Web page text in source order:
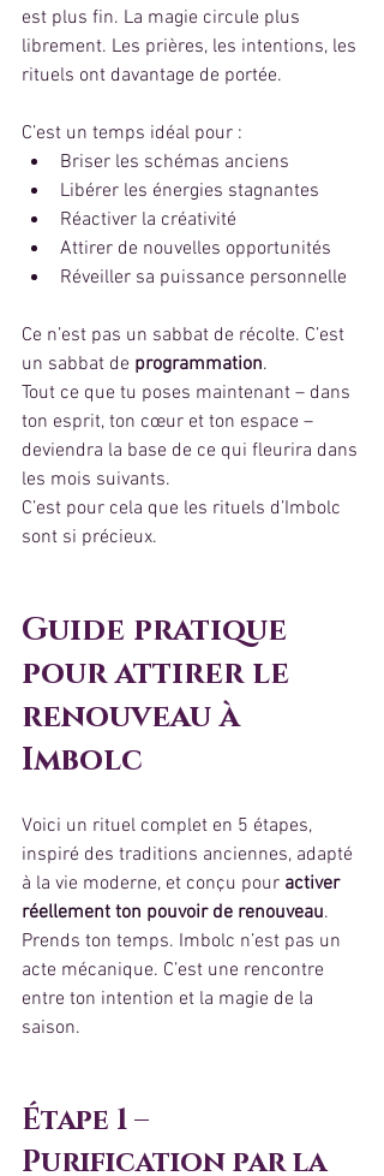
est plus fin. La magie circule plus
librement. Les prières, les intentions, les
rituels ont davantage de portée.
C’est un temps idéal pour :
Briser les schémas anciens
Libérer les énergies stagnantes
Réactiver la créativité
Attirer de nouvelles opportunités
Réveiller sa puissance personnelle
Ce n’est pas un sabbat de récolte. C’est
un sabbat de programmation.
Tout ce que tu poses maintenant – dans
ton esprit, ton cœur et ton espace –
deviendra la base de ce qui fleurira dans
les mois suivants.
C’est pour cela que les rituels d’Imbolc
sont si précieux.
Guide pratique
pour attirer le
renouveau à
Imbolc
Voici un rituel complet en 5 étapes,
inspiré des traditions anciennes, adapté
à la vie moderne, et conçu pour activer
réellement ton pouvoir de renouveau.
Prends ton temps. Imbolc n’est pas un
acte mécanique. C’est une rencontre
entre ton intention et la magie de la
saison.
Étape 1 –
Purification par la